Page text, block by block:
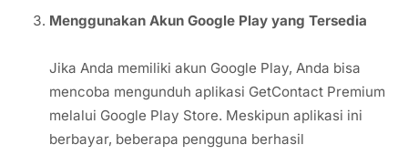
Menggunakan Akun Google Play yang Tersedia
Jika Anda memiliki akun Google Play, Anda bisa
mencoba mengunduh aplikasi GetContact Premium
melalui Google Play Store. Meskipun aplikasi ini
berbayar, beberapa pengguna berhasil